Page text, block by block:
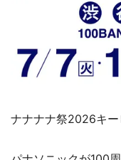
ナナナナ祭2026キ